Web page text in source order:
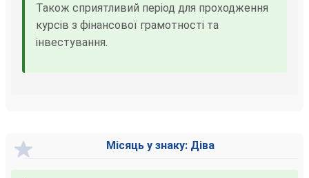
Також сприятливий період для проходження
курсів з фінансової грамотності та
інвестування.
Місяць у знаку: Діва